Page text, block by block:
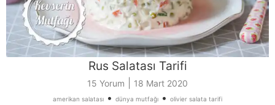
Rus Salatası Tarifi
15 Yorum 18 Mart 2020
amerikan salatası • dünya mutfağı • olivier salata tarifi